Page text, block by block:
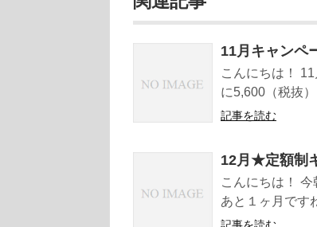
11月キャンペ
こんにちは！
に5,600（税抜
記事を読む
12月★定額制
こんにちは！
あと１ヶ月です